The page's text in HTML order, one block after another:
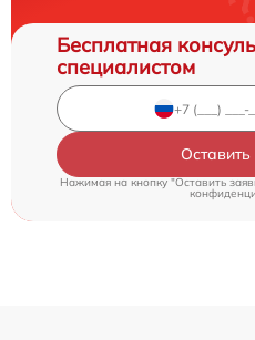
Бесплатная
специалистом
Нажимая на кнопку "Оставить